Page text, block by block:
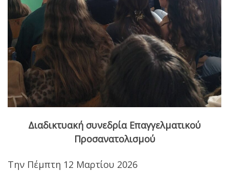
Διαδικτυακή συνεδρία Επαγγελματικού
Προσανατολισμού
Την Πέμπτη 12 Μαρτίου 2026